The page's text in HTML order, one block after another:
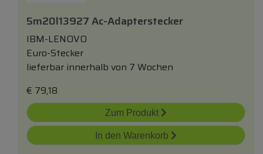
5m20l13927 Ac-Adapterstecker
IBM-LENOVO
Euro-Stecker
lieferbar innerhalb von 7 Wochen
€ 79,18
Zum Produkt
In den Warenkorb